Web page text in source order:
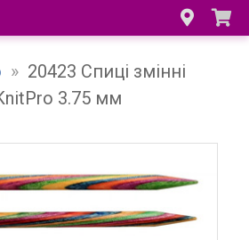
» 20423 Спиці змінні
3.75 мм